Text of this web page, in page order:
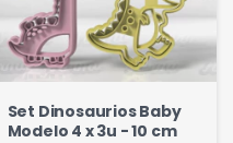
Set Dinosaurios Baby
Modelo 4 x 3u - 10 cm